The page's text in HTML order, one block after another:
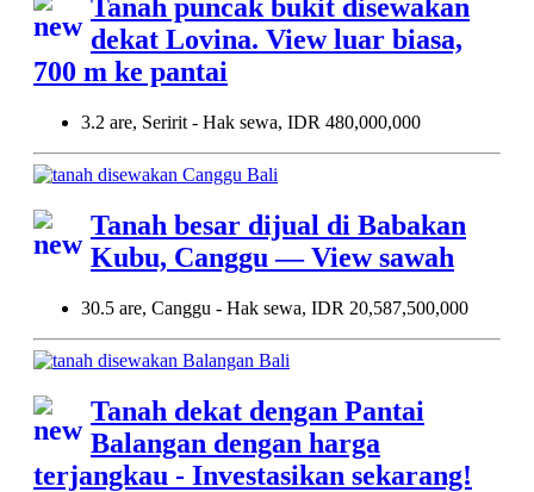
Tanah puncak bukit disewakan
dekat Lovina. View luar biasa,
700 m ke pantai
3.2 are, Seririt - Hak sewa, IDR 480,000,000
Tanah besar dijual di Babakan
Kubu, Canggu — View sawah
30.5 are, Canggu - Hak sewa, IDR 20,587,500,000
Tanah dekat dengan Pantai
Balangan dengan harga
terjangkau - Investasikan sekarang!